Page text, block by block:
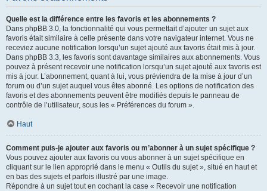
Quelle est la différence entre les favoris et les abonnements ?
Dans phpBB 3.0, la fonctionnalité qui vous permettait d’ajouter un sujet aux
favoris était similaire à celle présente dans votre navigateur internet. Vous ne
receviez aucune notification lorsqu’un sujet ajouté aux favoris était mis à jour.
Dans phpBB 3.3, les favoris sont davantage similaires aux abonnements. Vous
pouvez à présent recevoir une notification lorsqu’un sujet ajouté aux favoris est
mis à jour. L’abonnement, quant à lui, vous préviendra de la mise à jour d’un
forum ou d’un sujet auquel vous êtes abonné. Les options de notification des
favoris et des abonnements peuvent être modifiés depuis le panneau de
contrôle de l’utilisateur, sous les « Préférences du forum ».
Haut
Comment puis-je ajouter aux favoris ou m’abonner à un sujet spécifique ?
Vous pouvez ajouter aux favoris ou vous abonner à un sujet spécifique en
cliquant sur le lien approprié dans le menu « Outils du sujet », situé en haut et
en bas des sujets et parfois illustré par une image.
Répondre à un sujet tout en cochant la case « Recevoir une notification